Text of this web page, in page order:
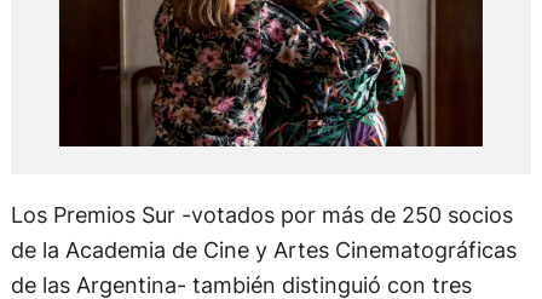
Los Premios Sur -votados por más de 250 socios
de la Academia de Cine y Artes Cinematográficas
de las Argentina- también distinguió con tres